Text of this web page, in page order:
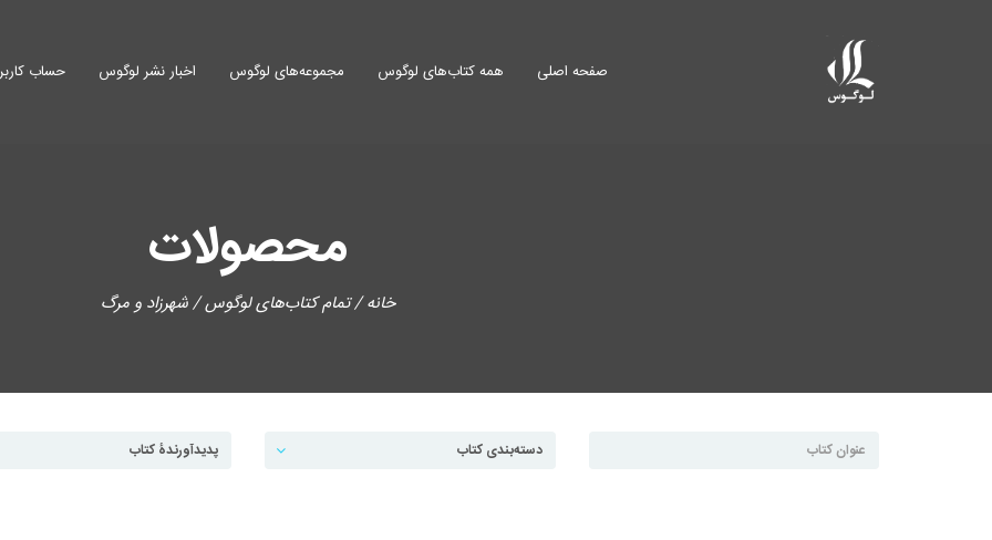
صفحه اصلی همه کتاب‌های لوگوس مجموعه‌های لوگوس اخبار نشر لوگوس حساب
محصولات
خانه/تمام کتاب‌های لوگوس/ شهرزاد و مرگ